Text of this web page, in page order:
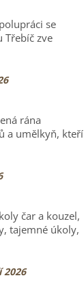
se
Třebíč zve
rána
a umělkyň, kteří
čar a kouzel,
tajemné úkoly,
2026